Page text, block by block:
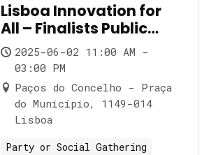
Lisboa Innovation for
All – Finalists Public
Showcase
2025-06-02 11:00 AM -
03:00 PM
Paços do Concelho - Praça
do Município, 1149-014
Lisboa
Party or Social Gathering